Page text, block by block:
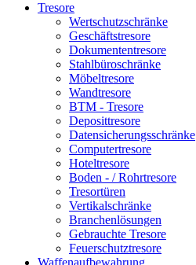
Tresore
Wertschutzschränke
Geschäftstresore
Dokumententresore
Stahlbüroschränke
Möbeltresore
Wandtresore
BTM - Tresore
Deposittresore
Datensicherungsschränke
Computertresore
Hoteltresore
Boden - / Rohrtresore
Tresortüren
Vertikalschränke
Branchenlösungen
Gebrauchte Tresore
Feuerschutztresore
Waffenaufbewahrung